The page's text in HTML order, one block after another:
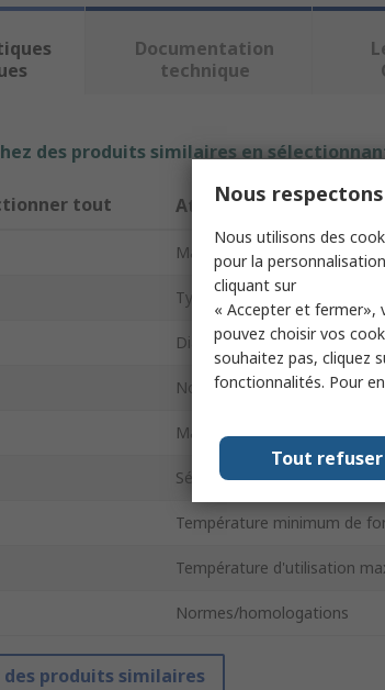
Documentation
technique
des produits similaires en
tout Attribut
Marque
Type de produit
Diamètre extérieur de tube
Nombre de tubes
Matériau
Série
Température minimum de
Température d'utilisation
Normes/homologations
des produits similaires
Nous
Nous utilisons des
pour la
cliquant sur
« Accepter et fermer»,
pouvez choisir vos
souhaitez pas, cliquez
fonctionnalités. Pour
Tout refuser